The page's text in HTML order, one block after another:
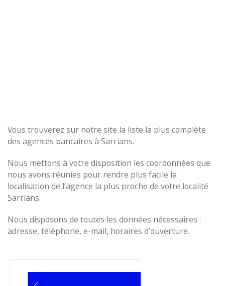
Vous trouverez sur notre site la liste la plus complète
des agences bancaires à Sarrians.
Nous mettons à votre disposition les coordonnées que
nous avons réunies pour rendre plus facile la
localisation de l’agence la plus proche de votre localité
Sarrians.
Nous disposons de toutes les données nécessaires :
adresse, téléphone, e-mail, horaires d’ouverture.